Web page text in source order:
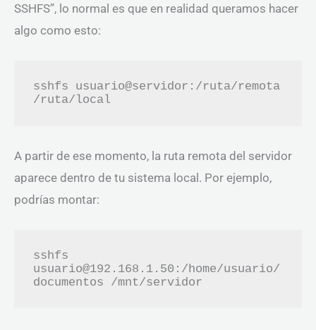
SSHFS”, lo normal es que en realidad queramos hacer
algo como esto:
sshfs usuario@servidor:/ruta/remota
/ruta/local
A partir de ese momento, la ruta remota del servidor
aparece dentro de tu sistema local. Por ejemplo,
podrías montar:
sshfs
usuario@192.168.1.50:/home/usuario/
documentos /mnt/servidor